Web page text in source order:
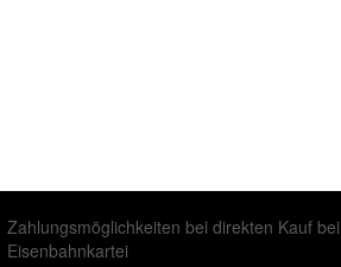
Zahlungsmöglichkeiten bei direkten Kauf bei
Eisenbahnkartei